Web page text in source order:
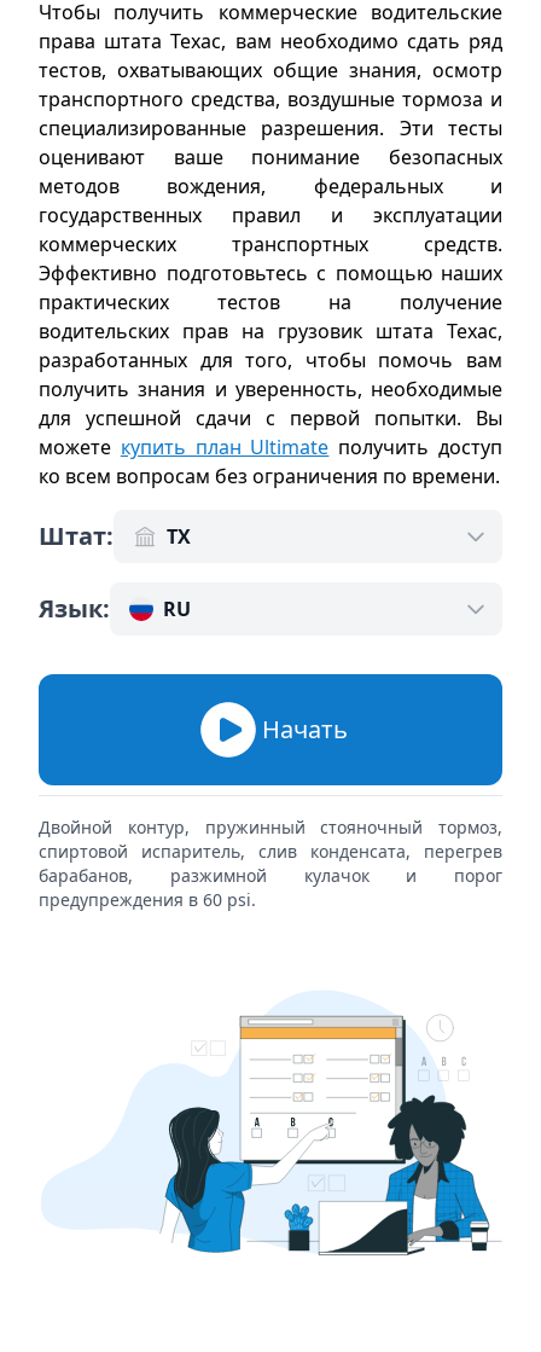
Чтобы получить коммерческие водительские
права штата Техас, вам необходимо сдать ряд
тестов, охватывающих общие знания, осмотр
транспортного средства, воздушные тормоза и
специализированные разрешения. Эти тесты
оценивают ваше понимание безопасных
методов вождения, федеральных и
государственных правил и эксплуатации
коммерческих транспортных средств.
Эффективно подготовьтесь с помощью наших
практических тестов на получение
водительских прав на грузовик штата Техас,
разработанных для того, чтобы помочь вам
получить знания и уверенность, необходимые
для успешной сдачи с первой попытки. Вы
можете купить план Ultimate получить доступ
ко всем вопросам без ограничения по времени.
Штат: TX
Язык: RU
Начать
Двойной контур, пружинный стояночный тормоз,
спиртовой испаритель, слив конденсата, перегрев
барабанов, разжимной кулачок и порог
предупреждения в 60 psi.